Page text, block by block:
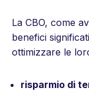
La CBO, come
benefici
ottimizzare le
risparmio di